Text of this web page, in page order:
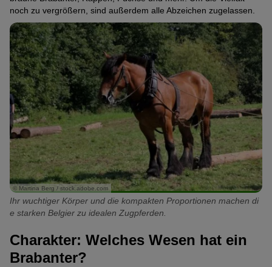
noch zu vergrößern, sind außerdem alle Abzeichen zugelassen.
© Martina Berg / stock.adobe.com
Ihr wuchtiger Körper und die kompakten Proportionen machen di
e starken Belgier zu idealen Zugpferden.
Charakter: Welches Wesen hat ein
Brabanter?